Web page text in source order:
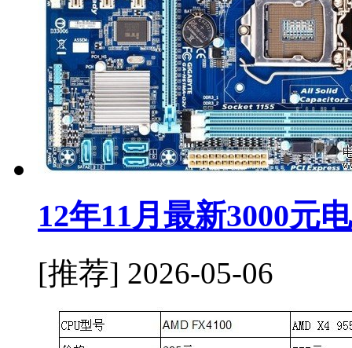
12年11月最新3000元
[推荐] 2026-05-06